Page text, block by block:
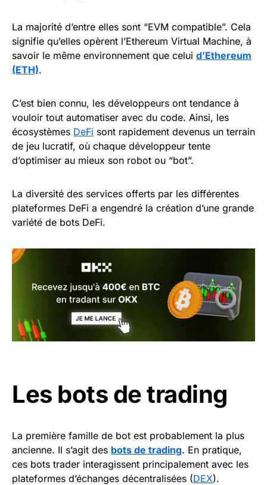
La majorité d’entre elles sont “EVM compatible”. Cela
signifie qu’elles opèrent l’Ethereum Virtual Machine, à
savoir le même environnement que celui d’Ethereum
(ETH).
C’est bien connu, les développeurs ont tendance à
vouloir tout automatiser avec du code. Ainsi, les
écosystèmes DeFi sont rapidement devenus un terrain
de jeu lucratif, où chaque développeur tente
d’optimiser au mieux son robot ou “bot”.
La diversité des services offerts par les différentes
plateformes DeFi a engendré la création d’une grande
variété de bots DeFi.
Les bots de trading
La première famille de bot est probablement la plus
ancienne. Il s’agit des bots de trading. En pratique,
ces bots trader interagissent principalement avec les
plateformes d’échanges décentralisées (DEX).